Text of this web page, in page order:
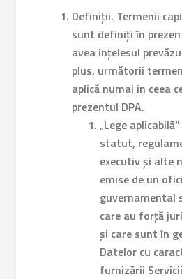
Definiții. Termenii
sunt definiți în
avea înțelesul
plus, următorii
aplică numai în ceea
prezentul DPA.
„Lege
statut,
executiv și alte
emise de un
guvernamental
care au forță
și care sunt în
Datelor cu
furnizării